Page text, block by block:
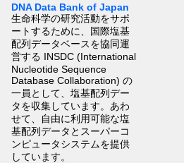
DNA Data Bank of Japan
生命科学の研究活動をサポ
ートするために、国際塩基
配列データベースを協同運
営する INSDC (International
Nucleotide Sequence
Database Collaboration) の
一員として、塩基配列デー
タを収集しています。あわ
せて、自由に利用可能な塩
基配列データとスーパーコ
ンピュータシステムを提供
しています。